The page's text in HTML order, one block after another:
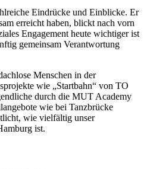
Eindrücke und Einblicke. Er
erreicht haben, blickt nach vorn
Engagement heute wichtiger ist
gemeinsam Verantwortung
Menschen in der
wie „Startbahn“ von TO
durch die MUT Academy
wie bei Tanzbrücke
wie vielfältig unser
ist.